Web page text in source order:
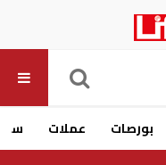
بورصات عملات